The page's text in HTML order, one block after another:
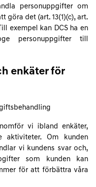
personuppgifter om
göra det (art. 13(1)(c), art.
exempel kan DCS ha en
personuppgifter till
enkäter för
vi ibland enkäter,
aktiviteter. Om kunden
vi kundens svar och,
som kunden kan
för att förbättra våra